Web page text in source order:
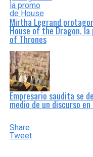
Mirtha Legrand
House of the Dragon, la
of Thrones
Empresario saudita se
medio de un discurso
Share
Tweet